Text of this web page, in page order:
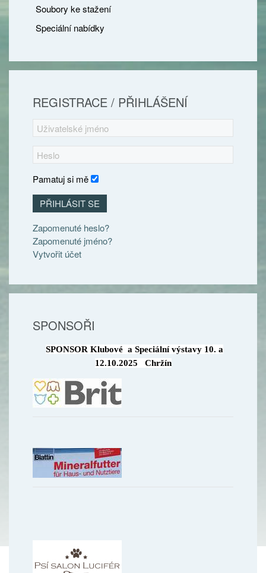
Soubory ke stažení
Speciální nabídky
REGISTRACE / PŘIHLÁŠENÍ
Pamatuj si mě
PŘIHLÁSIT SE
Zapomenuté heslo?
Zapomenuté jméno?
Vytvořit účet
SPONSOŘI
SPONSOR Klubové a Speciální výstavy 10. a
12.10.2025 Chržín